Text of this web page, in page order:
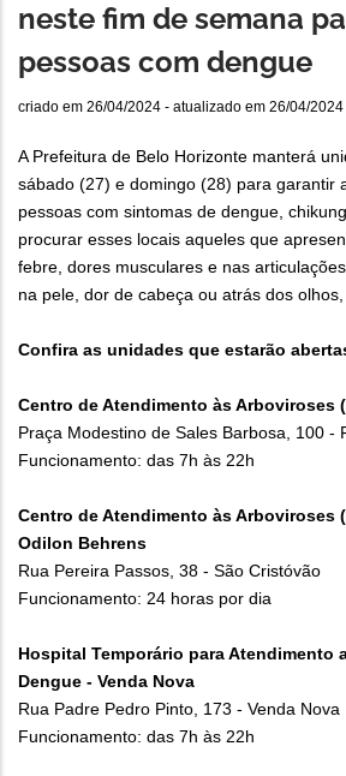
neste fim de semana
pessoas com dengue
criado em 26/04/2024 - atualizado em 26/04/2024
A Prefeitura de Belo Horizonte manterá
sábado (27) e domingo (28) para garantir
pessoas com sintomas de dengue,
procurar esses locais aqueles que
febre, dores musculares e nas
na pele, dor de cabeça ou atrás dos
Confira as unidades que estarão
Centro de Atendimento às Arboviroses
Praça Modestino de Sales Barbosa, 100 -
Funcionamento: das 7h às 22h
Centro de Atendimento às Arboviroses
Odilon Behrens
Rua Pereira Passos, 38 - São Cristóvão
Funcionamento: 24 horas por dia
Hospital Temporário para Atendimento
Dengue - Venda Nova
Rua Padre Pedro Pinto, 173 - Venda Nova
Funcionamento: das 7h às 22h